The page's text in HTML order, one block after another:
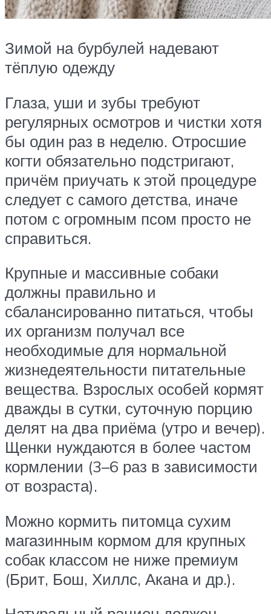
Зимой на бурбулей надевают
тёплую одежду
Глаза, уши и зубы требуют
регулярных осмотров и чистки хотя
бы один раз в неделю. Отросшие
когти обязательно подстригают,
причём приучать к этой процедуре
следует с самого детства, иначе
потом с огромным псом просто не
справиться.
Крупные и массивные собаки
должны правильно и
сбалансированно питаться, чтобы
их организм получал все
необходимые для нормальной
жизнедеятельности питательные
вещества. Взрослых особей кормят
дважды в сутки, суточную порцию
делят на два приёма (утро и вечер).
Щенки нуждаются в более частом
кормлении (3–6 раз в зависимости
от возраста).
Можно кормить питомца сухим
магазинным кормом для крупных
собак классом не ниже премиум
(Брит, Бош, Хиллс, Акана и др.).